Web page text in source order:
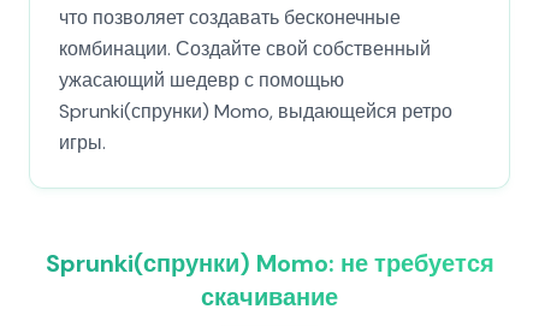
что позволяет создавать бесконечные
комбинации. Создайте свой собственный
ужасающий шедевр с помощью
Sprunki(спрунки) Momo, выдающейся ретро
игры.
Sprunki(спрунки) Momo: не требуется
скачивание